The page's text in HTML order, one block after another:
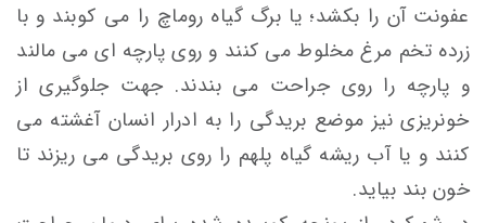
عفونت آن را بكشد؛ یا برگ گياه روماچ را می كوبند و با
زرده تخم مرغ مخلوط می کنند و روی پارچه ای می مالند
و پارچه را روی جراحت می بندند. جهت جلوگيری از
خونريزی نیز موضع بريدگی را به ادرار انسان آغشته می
کنند و يا آب ريشه گياه پلهم را روی بريدگی می ریزند تا
خون بند بیاید.